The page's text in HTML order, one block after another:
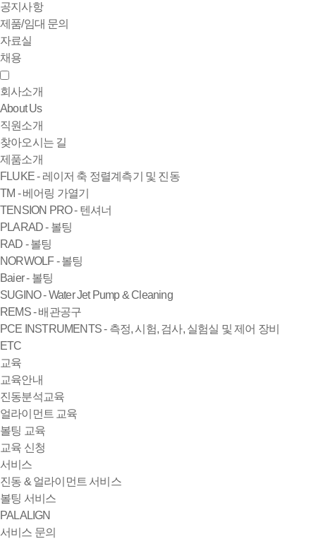
공지사항
제품/임대 문의
자료실
채용
회사소개
About Us
직원소개
찾아오시는 길
제품소개
FLUKE - 레이저 축 정렬계측기 및 진동
TM - 베어링 가열기
TENSION PRO - 텐셔너
PLARAD - 볼팅
RAD - 볼팅
NORWOLF - 볼팅
Baier - 볼팅
SUGINO - Water Jet Pump & Cleaning
REMS - 배관공구
PCE INSTRUMENTS - 측정, 시험, 검사, 실험실 및 제어 장비
ETC
교육
교육안내
진동분석교육
얼라이먼트 교육
볼팅 교육
교육 신청
서비스
진동 & 얼라이먼트 서비스
볼팅 서비스
PALALIGN
서비스 문의